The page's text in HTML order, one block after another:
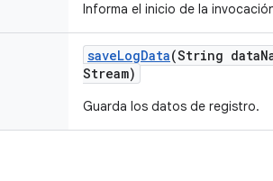
Informa el inicio de la
saveLogData(String data
Stream)
Guarda los datos de registro.